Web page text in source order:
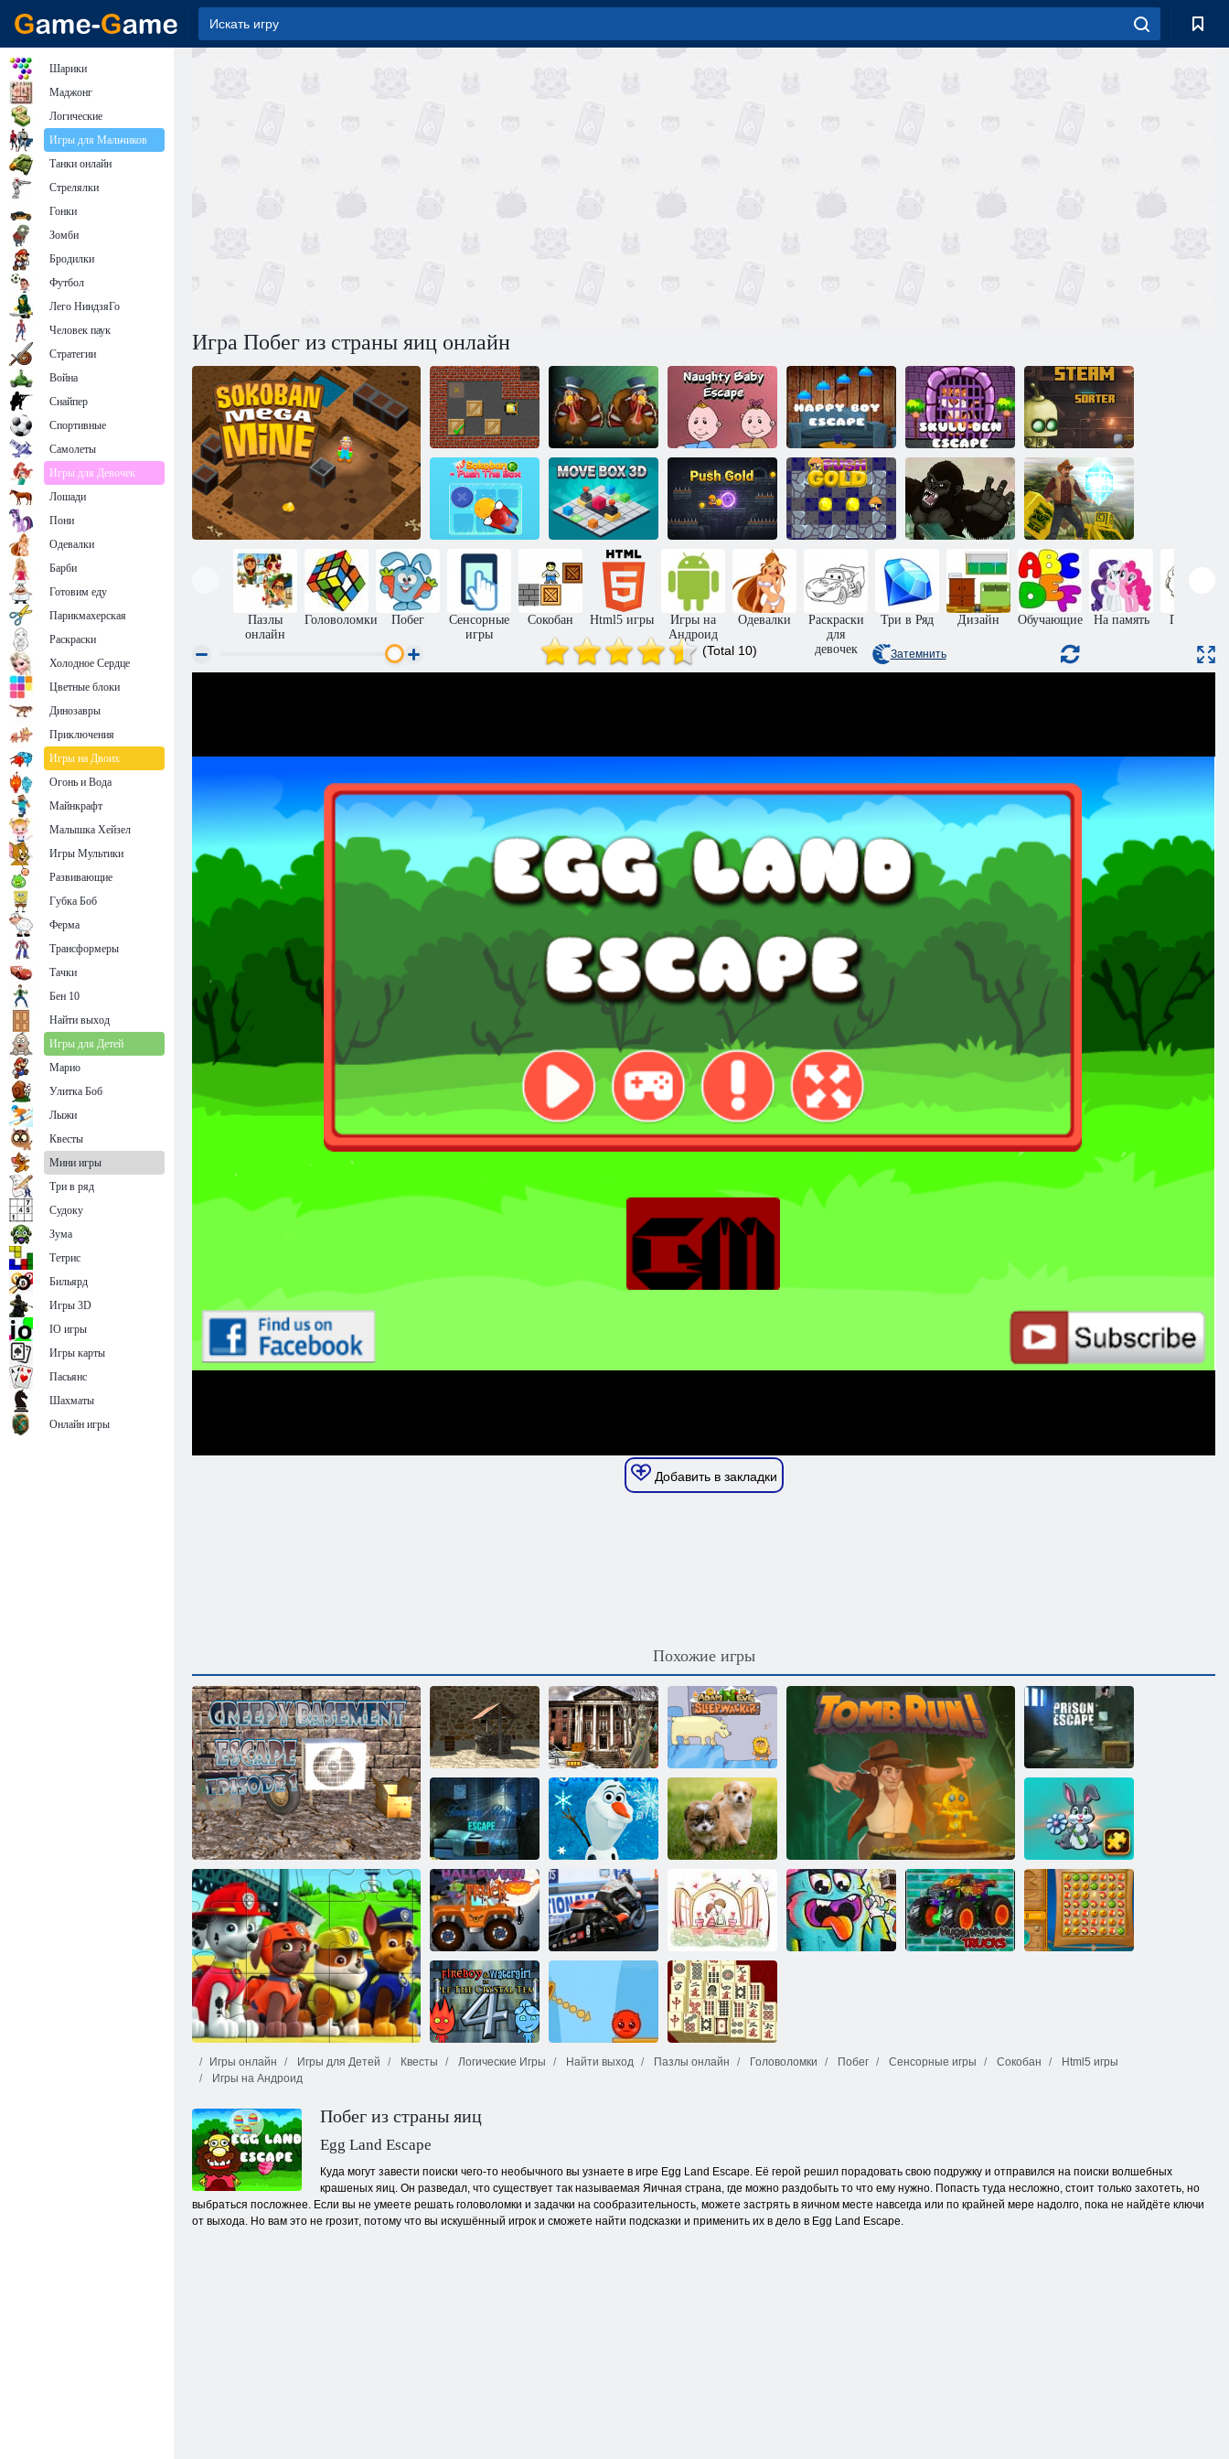
Игра Побег из страны яиц онлайн
Ежедневный
сокобан
Амгел. День
Благодарения
Побег из
комнаты 6
Побег
непослушного
ребенка
Счастливый
побег мальчика
Побег из
логова черепов
Паровой
сортировщик
Сокобан Толкай
коробку
Переместить
коробку 3D
Толкаем золото Золотые толчки
Большая
плохая
обезьяна
Бег от
гробницы
Пазлы
онлайн
Головоломки Побег
Сенсорные
игры
Сокобан Html5 игры
Игры на
Андроид
Одевалки
Раскраски
для
девочек
Три в Ряд Дизайн Обучающие На память Прыжки
(Total 10) Затемнить
Добавить в закладки
Похожие игры
Побег из жуткого подвала: эпизод 1
Старинная
деревня 2:
побег
Побег из
заброшенного
университета
Адам и Ева:
Лунатик
Побег из
тюрьмы
Побег из
комнаты
фантазии
Холодное
сердце: пазлы
Щенячий патруль: Пазл
Пазлы на
каждый день
Мозаика
кролика
Хэллоуин
Грузовик
Головоломка
Роскошный
мотоцикл
Любящие пары
Игры онлайн Игры для Детей Квесты Логические Игры Найти выход Пазлы онлайн Головоломки Побег Сенсорные игры Сокобан
Html5 игры
Игры на Андроид
Побег из страны яиц
Egg Land Escape
Куда могут завести поиски чего-то необычного вы узнаете в игре Egg Land Escape. Её герой решил порадовать свою подружку и отправился на поиски волшебных
крашеных яиц. Он разведал, что существует так называемая Яичная страна, где можно раздобыть то что ему нужно. Попасть туда несложно, стоит только захотеть, но
выбраться посложнее. Если вы не умеете решать головоломки и задачки на сообразительность, можете застрять в яичном месте навсегда или по крайней мере надолго, пока не найдёте ключи
от выхода. Но вам это не грозит, потому что вы искушённый игрок и сможете найти подсказки и применить их в дело в Egg Land Escape.
Шарики
Маджонг
Логические
Игры для Мальчиков
Танки онлайн
Стрелялки
Гонки
Зомби
Бродилки
Футбол
Лего НиндзяГо
Человек паук
Стратегии
Война
Снайпер
Спортивные
Самолеты
Игры для Девочек
Лошади
Пони
Одевалки
Барби
Готовим еду
Парикмахерская
Раскраски
Холодное Сердце
Цветные блоки
Динозавры
Приключения
Игры на Двоих
Огонь и Вода
Майнкрафт
Малышка Хейзел
Игры Мультики
Развивающие
Губка Боб
Ферма
Трансформеры
Тачки
Бен 10
Найти выход
Игры для Детей
Марио
Улитка Боб
Лыжи
Квесты
Мини игры
Три в ряд
Судоку
Зума
Тетрис
Бильярд
Игры 3D
IO игры
Игры карты
Пасьянс
Шахматы
Онлайн игры